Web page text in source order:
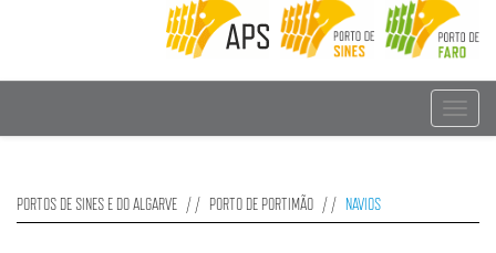
Toggle
PORTOS DE SINES E DO ALGARVE PORTO DE PORTIMÃO NAVIOS